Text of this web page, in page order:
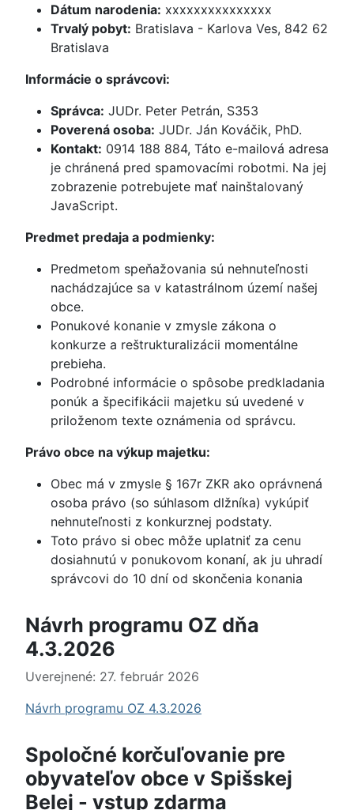
Dátum narodenia: xxxxxxxxxxxxxxx
Trvalý pobyt: Bratislava - Karlova Ves, 842 62
Bratislava
Informácie o správcovi:
Správca: JUDr. Peter Petrán, S353
Poverená osoba: JUDr. Ján Kováčik, PhD.
Kontakt: 0914 188 884, Táto e-mailová adresa
je chránená pred spamovacími robotmi. Na jej
zobrazenie potrebujete mať nainštalovaný
JavaScript.
Predmet predaja a podmienky:
Predmetom speňažovania sú nehnuteľnosti
nachádzajúce sa v katastrálnom území našej
obce.
Ponukové konanie v zmysle zákona o
konkurze a reštrukturalizácii momentálne
prebieha.
Podrobné informácie o spôsobe predkladania
ponúk a špecifikácii majetku sú uvedené v
priloženom texte oznámenia od správcu.
Právo obce na výkup majetku:
Obec má v zmysle § 167r ZKR ako oprávnená
osoba právo (so súhlasom dlžníka) vykúpiť
nehnuteľnosti z konkurznej podstaty.
Toto právo si obec môže uplatniť za cenu
dosiahnutú v ponukovom konaní, ak ju uhradí
správcovi do 10 dní od skončenia konania
Návrh programu OZ dňa
4.3.2026
Uverejnené: 27. február 2026
Návrh programu OZ 4.3.2026
Spoločné korčuľovanie pre
obyvateľov obce v Spišskej
Belej - vstup zdarma